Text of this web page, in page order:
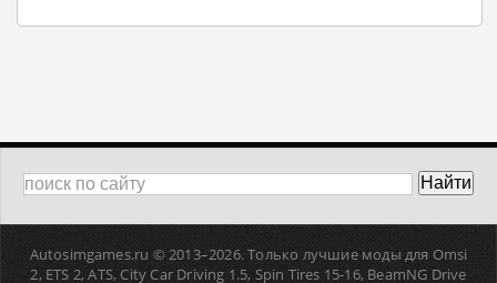
Autosimgames.ru © 2013–2026. Только лучшие моды для Omsi
2, ETS 2, ATS, Сity Car Driving 1.5, Spin Tires 15-16, BeamNG Drive